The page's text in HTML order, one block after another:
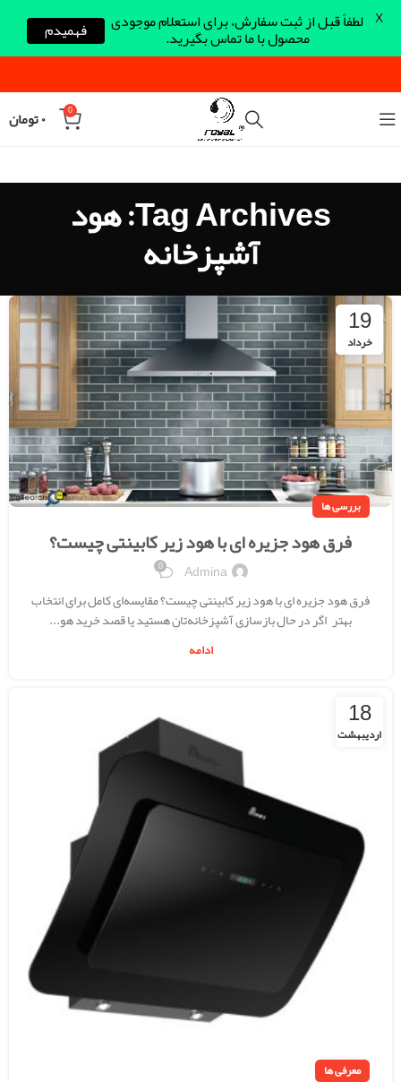
0 ۰تومان
Tag Archives: هود
آشپزخانه
19
خرداد
بررسی ها
فرق هود جزیره ای با هود زیر کابینتی چیست؟
Admina
0
فرق هود جزیره ای با هود زیر کابینتی چیست؟ مقایسه‌ای کامل برای انتخاب
بهتر اگر در حال بازسازی آشپزخانه‌تان هستید یا قصد خرید هو...
ادامه
18
اردیبهشت
معرفی ها
لطفاً قبل از ثبت سفارش، برای استعلام موجودی
محصول با ما تماس بگیرید. فهمیدم X